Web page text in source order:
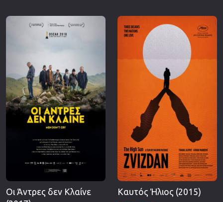
Οι Άντρες δεν Κλαίνε
Καυτός Ήλιος (2015)